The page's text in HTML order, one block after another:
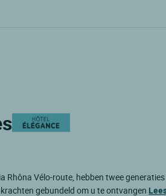
Rhôna Vélo-route, hebben twee
gebundeld om u te ontvangen